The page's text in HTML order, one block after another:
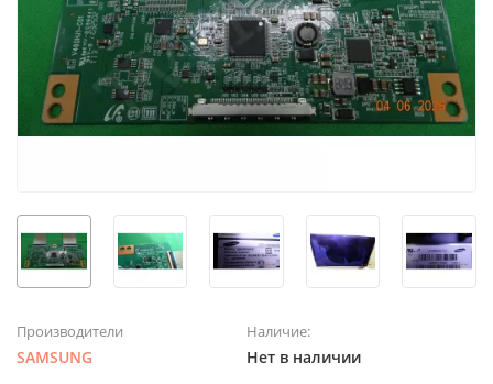
Производители
SAMSUNG
Наличие:
Нет в наличии